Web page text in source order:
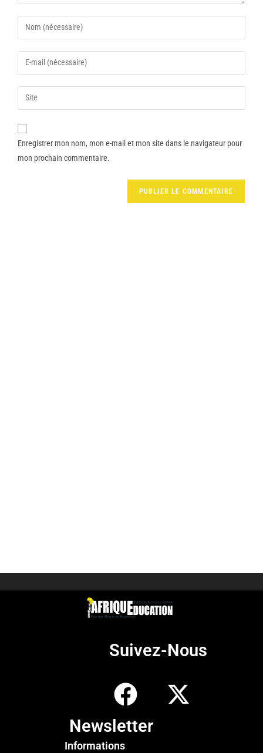
Enregistrer mon nom, mon e-mail et mon site dans le navigateur pour
mon prochain commentaire.
Suivez-Nous
Newsletter
Informations